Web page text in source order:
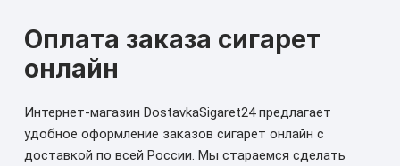
Оплата заказа сигарет
онлайн
Интернет-магазин DostavkaSigaret24 предлагает
удобное оформление заказов сигарет онлайн с
доставкой по всей России. Мы стараемся сделать